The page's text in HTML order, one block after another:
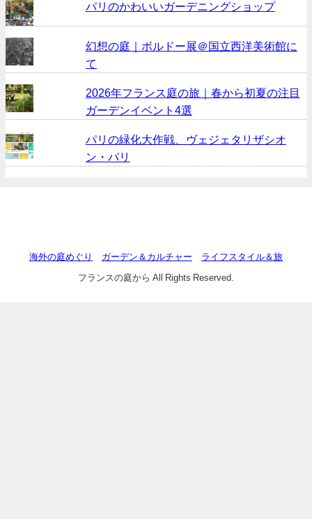
パリのかわいいガーデニングショップ
幻想の庭｜ボルドー展＠国立西洋美術館に
て
2026年フランス庭の旅｜春から初夏の注目
ガーデンイベント4選
パリの緑化大作戦、ヴェジェタリザシオ
ン・パリ
海外の庭めぐり ガーデン＆カルチャー ライフスタイル＆旅
フランスの庭から All Rights Reserved.